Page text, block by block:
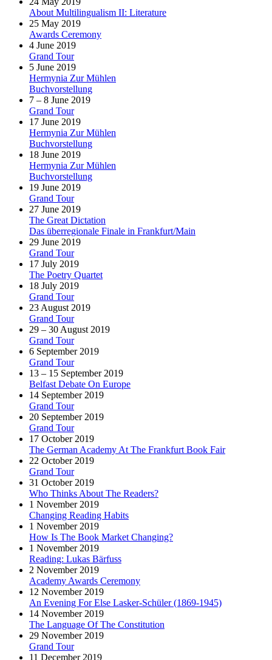
About Multilingualism II: Literature
25 May 2019
Awards Ceremony
4 June 2019
Grand Tour
5 June 2019
Hermynia Zur Mühlen
Buchvorstellung
7 – 8 June 2019
Grand Tour
17 June 2019
Hermynia Zur Mühlen
Buchvorstellung
18 June 2019
Hermynia Zur Mühlen
Buchvorstellung
19 June 2019
Grand Tour
27 June 2019
The Great Dictation
Das überregionale Finale in Frankfurt/Main
29 June 2019
Grand Tour
17 July 2019
The Poetry Quartet
18 July 2019
Grand Tour
23 August 2019
Grand Tour
29 – 30 August 2019
Grand Tour
6 September 2019
Grand Tour
13 – 15 September 2019
Belfast Debate On Europe
14 September 2019
Grand Tour
20 September 2019
Grand Tour
17 October 2019
The German Academy At The Frankfurt Book Fair
22 October 2019
Grand Tour
31 October 2019
Who Thinks About The Readers?
1 November 2019
Changing Reading Habits
1 November 2019
How Is The Book Market Changing?
1 November 2019
Reading: Lukas Bärfuss
2 November 2019
Academy Awards Ceremony
12 November 2019
An Evening For Else Lasker-Schüler (1869-1945)
14 November 2019
The Language Of The Constitution
29 November 2019
Grand Tour
11 December 2019